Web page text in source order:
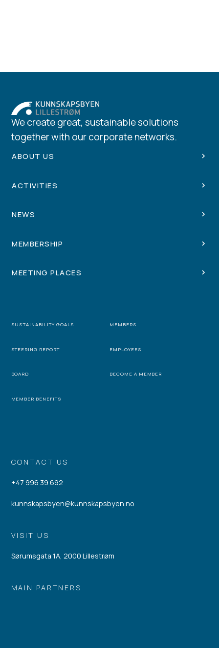
CONTACT US
+47 996 39 692
kunnskapsbyen@kunnskapsbyen.no
VISIT US
Sørumsgata 1A, 2000 Lillestrøm
MAIN PARTNERS
We create great, sustainable solutions
together with our corporate networks.
ABOUT US
ACTIVITIES
NEWS
MEMBERSHIP
MEETING PLACES
SUSTAINABILITY GOALS MEMBERS
STEERING REPORT EMPLOYEES
BOARD BECOME A MEMBER
MEMBER BENEFITS